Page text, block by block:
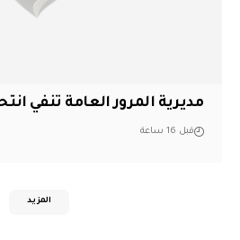
مديرية المرور العامة تنفي
قبل 16 ساعة
المزيد